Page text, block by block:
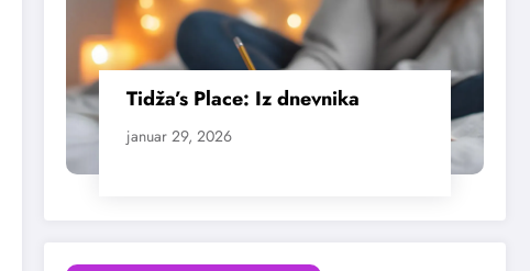
Tidža’s Place: Iz dnevnika
januar 29, 2026